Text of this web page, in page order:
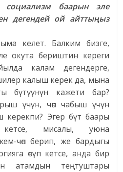
баарын эле
дегендей ой айттыңыз
келет. Балким бизге,
окута бериштин кереги
калам дегендерге,
калыш керек да, мына
бүтүүнүн кажети бар?
үчүн, чөп чабыш үчүн
керекпи? Эгер бүт баары
кетсе, мисалы, уюна
чөп берип, же бардыгы
өтүп кетсе, анда бир
атамдын теңтуштары